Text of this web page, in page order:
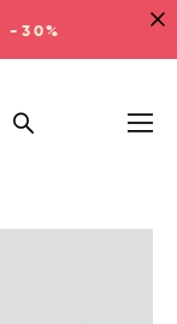
-30%